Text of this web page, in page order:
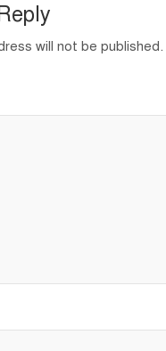
will not be published.